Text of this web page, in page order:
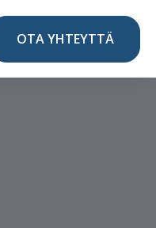
OTA YHTEYTTÄ